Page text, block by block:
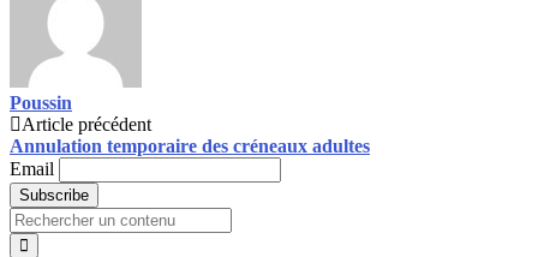
Poussin
Post
navigation
Article précédent
Annulation temporaire des créneaux adultes
Email
Search
for: